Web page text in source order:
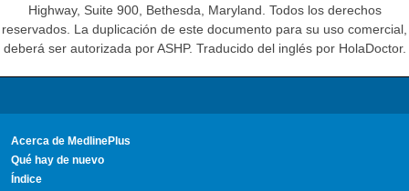
Highway, Suite 900, Bethesda, Maryland. Todos los derechos
reservados. La duplicación de este documento para su uso comercial,
deberá ser autorizada por ASHP. Traducido del inglés por HolaDoctor.
Acerca de MedlinePlus
Qué hay de nuevo
Índice